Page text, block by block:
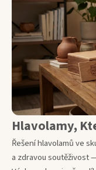
Hlavolamy,
Řešení hlavolamů ve
a zdravou soutěživost